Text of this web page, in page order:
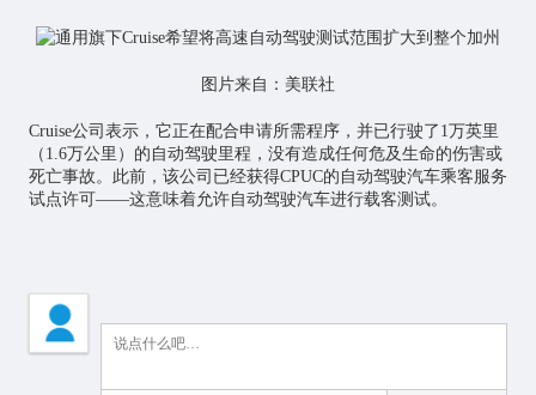
图片来自：美联社
Cruise公司表示，它正在配合申请所需程序，并已行驶了1万英里
（1.6万公里）的自动驾驶里程，没有造成任何危及生命的伤害或
死亡事故。此前，该公司已经获得CPUC的自动驾驶汽车乘客服务
试点许可——这意味着允许自动驾驶汽车进行载客测试。